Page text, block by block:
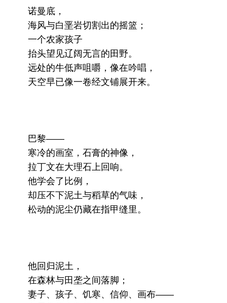
诺曼底，
海风与白垩岩切割出的摇篮；
一个农家孩子
抬头望见辽阔无言的田野。
远处的牛低声咀嚼，像在吟唱，
天空早已像一卷经文铺展开来。
巴黎——
寒冷的画室，石膏的神像，
拉丁文在大理石上回响。
他学会了比例，
却压不下泥土与稻草的气味，
松动的泥尘仍藏在指甲缝里。
他回归泥土，
在森林与田垄之间落脚；
妻子、孩子、饥寒、信仰、画布——